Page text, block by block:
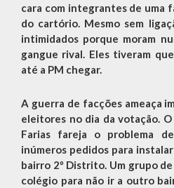
cara com integrantes de uma
do cartório. Mesmo sem
intimidados porque moram
gangue rival. Eles tiveram
até a PM chegar.
A guerra de facções ameaça
eleitores no dia da votação.
Farias fareja o problema
inúmeros pedidos para
bairro 2º Distrito. Um grupo
colégio para não ir a outro